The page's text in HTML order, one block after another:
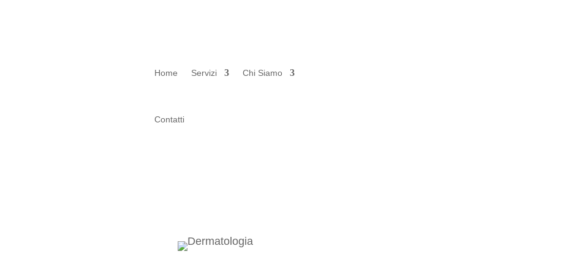
Home Servizi Chi Siamo
Contatti